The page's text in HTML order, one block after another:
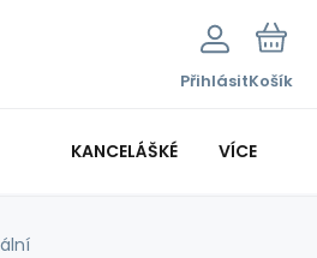
PřihlásitKošík
KANCELÁŠKÉ POTŘEBY
VÍCE